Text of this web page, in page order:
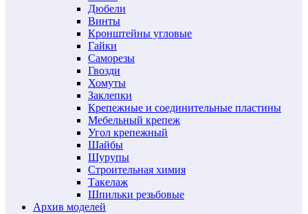
Дюбели
Винты
Кронштейны угловые
Гайки
Саморезы
Гвозди
Хомуты
Заклепки
Крепежные и соединительные пластины
Мебельный крепеж
Угол крепежный
Шайбы
Шурупы
Строительная химия
Такелаж
Шпильки резьбовые
Архив моделей